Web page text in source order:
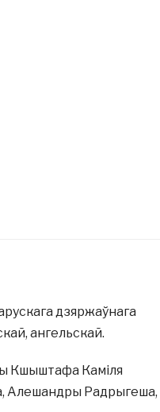
дзяржаўнага
ангельскай.
Кшыштафа Каміля
Алешандры Радрыгеша,